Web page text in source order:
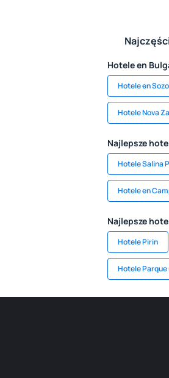
Hotele en
Hotele en
Hotele Nova
Najlepsze
Hotele Salina
Hotele en
Najlepsze
Hotele Pirin
Hotele Parque